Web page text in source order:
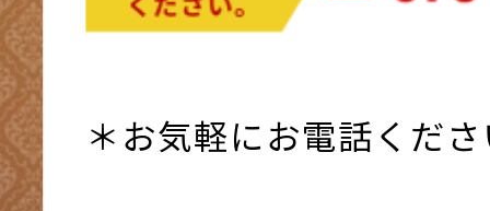
＊お気軽にお電話くだ